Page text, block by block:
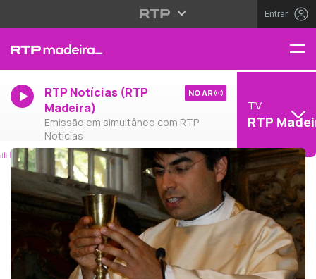
Entrar
RTP Notícias (RTP
Madeira)
Emissão em simultâneo com RTP
Notícias
NO AR
TV
RTP